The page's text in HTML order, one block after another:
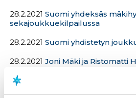
28.2.2021 Suomi yhdeksäs
sekajoukkuekilpailussa
28.2.2021 Suomi yhdistetyn
28.2.2021 Joni Mäki ja Ristomatti
Niko Kytösaho 26:s